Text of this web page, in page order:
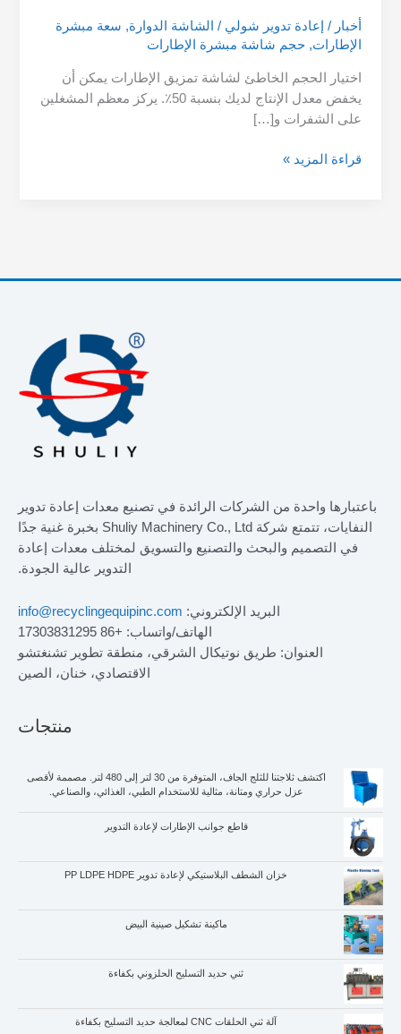
أخبار / إعادة تدوير شولي/ الشاشة الدوارة, سعة مبشرة
الإطارات,حجم شاشة مبشرة الإطارات
اختيار الحجم الخاطئ لشاشة تمزيق الإطارات يمكن أن
يخفض معدل الإنتاج لديك بنسبة 50٪. يركز معظم المشغلين
على الشفرات و[…]
قراءة المزيد »
باعتبارها واحدة من الشركات الرائدة في تصنيع معدات إعادة تدوير
النفايات، تتمتع شركة Shuliy Machinery Co., Ltd بخبرة غنية جدًا
في التصميم والبحث والتصنيع والتسويق لمختلف معدات إعادة
التدوير عالية الجودة.
البريد الإلكتروني: info@recyclingequipinc.com
الهاتف/واتساب: +86 17303831295
العنوان: طريق نوتيكال الشرقي، منطقة تطوير تشنغتشو
الاقتصادي، خنان، الصين
منتجات
اكتشف ثلاجتنا للثلج الجاف، المتوفرة من 30 لتر إلى 480 لتر. مصممة لأقصى
عزل حراري ومتانة، مثالية للاستخدام الطبي، الغذائي، والصناعي.
قاطع جوانب الإطارات لإعادة التدوير
خزان الشطف البلاستيكي لإعادة تدوير PP LDPE HDPE
ماكينة تشكيل صينية البيض
ثني حديد التسليح الحلزوني بكفاءة
آلة ثني الحلقات CNC لمعالجة حديد التسليح بكفاءة